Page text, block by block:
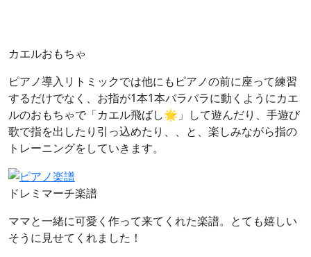
カエルおもちゃ
ピアノ導入リトミックでは他にもピアノの前に座って練習
するだけでなく、お指が1本1本バラバラに動くようにカエ
ルのおもちゃで「カエル飛ばし🌟」して遊んだり、手遊び
歌で指を出したり引っ込めたり、、と、楽しみながら指の
トレーニングをしていきます。
ドレミマーチ楽譜
ママと一緒に可愛く作って来てくれた楽譜。とても嬉しい
そうに見せてくれました！